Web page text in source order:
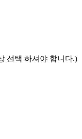
선택 하셔야 합니다.)